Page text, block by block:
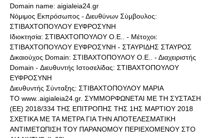
Domain name: aigialeia24.gr
Νόμιμος Εκπρόσωπος - Διευθύνων Σύμβουλος:
ΣΤΙΒΑΧΤΟΠΟΥΛΟΥ ΕΥΦΡΟΣΥΝΗ
Ιδιοκτησία: ΣΤΙΒΑΧΤΟΠΟΥΛΟΥ Ο.Ε.. - Μέτοχοι:
ΣΤΙΒΑΧΤΟΠΟΥΛΟΥ ΕΥΦΡΟΣΥΝΗ - ΣΤΑΥΡΙΔΗΣ ΣΤΑΥΡΟΣ
Δικαιούχος Domain: ΣΤΙΒΑΧΤΟΠΟΥΛΟΥ Ο.Ε.. - Διαχειριστής
Domain - Διευθυντής Ιστοσελίδας: ΣΤΙΒΑΧΤΟΠΟΥΛΟΥ
ΕΥΦΡΟΣΥΝΗ
Διευθυντής Σύνταξης: ΣΤΙΒΑΧΤΟΠΟΥΛΟΥ ΜΑΡΙΑ
ΤΟ www..aigialeia24.gr. ΣΥΜΜΟΡΦΩΝΕΤΑΙ ΜΕ ΤΗ ΣΥΣΤΑΣΗ
(ΕΕ) 2018/334 ΤΗΣ ΕΠΙΤΡΟΠΗΣ ΤΗΣ 1ΗΣ ΜΑΡΤΙΟΥ 2018
ΣΧΕΤΙΚΑ ΜΕ ΤΑ ΜΕΤΡΑ ΓΙΑ ΤΗΝ ΑΠΟΤΕΛΕΣΜΑΤΙΚΗ
ΑΝΤΙΜΕΤΩΠΙΣΗ ΤΟΥ ΠΑΡΑΝΟΜΟΥ ΠΕΡΙΕΧΟΜΕΝΟΥ ΣΤΟ